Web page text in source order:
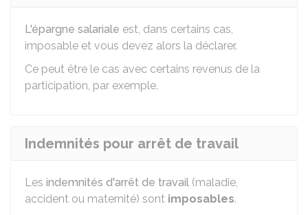
L'épargne salariale est, dans certains cas,
imposable et vous devez alors la déclarer.
Ce peut être le cas avec certains revenus de la
participation, par exemple.
Indemnités pour arrêt de travail
Les indemnités d'arrêt de travail (maladie,
accident ou maternité) sont imposables.